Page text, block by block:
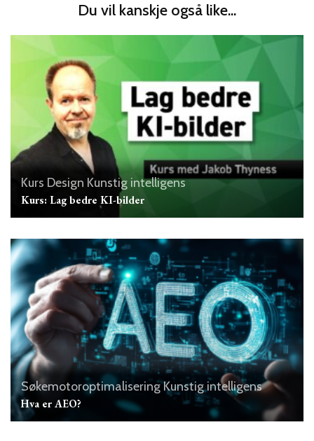
Du vil kanskje også like...
Kurs Design Kunstig intelligens
Kurs: Lag bedre KI-bilder
SøkemotoroptimaliseringKunstig intelligens
Hva er AEO?